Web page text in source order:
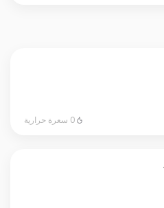
0 سعرة حرارية